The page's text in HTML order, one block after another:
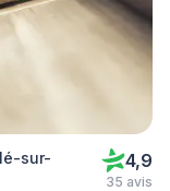
sur-
4,9
35 avis